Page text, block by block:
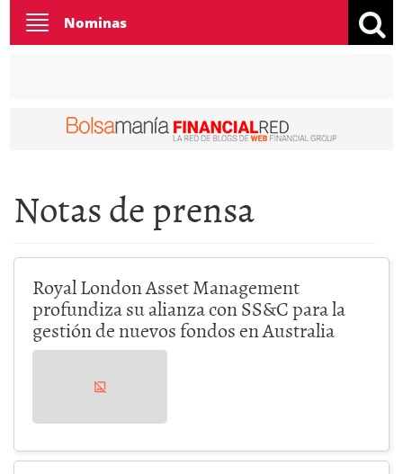
Toggle
navigation
Nominas
Notas de prensa
Royal London Asset Management
profundiza su alianza con SS&C para la
gestión de nuevos fondos en Australia